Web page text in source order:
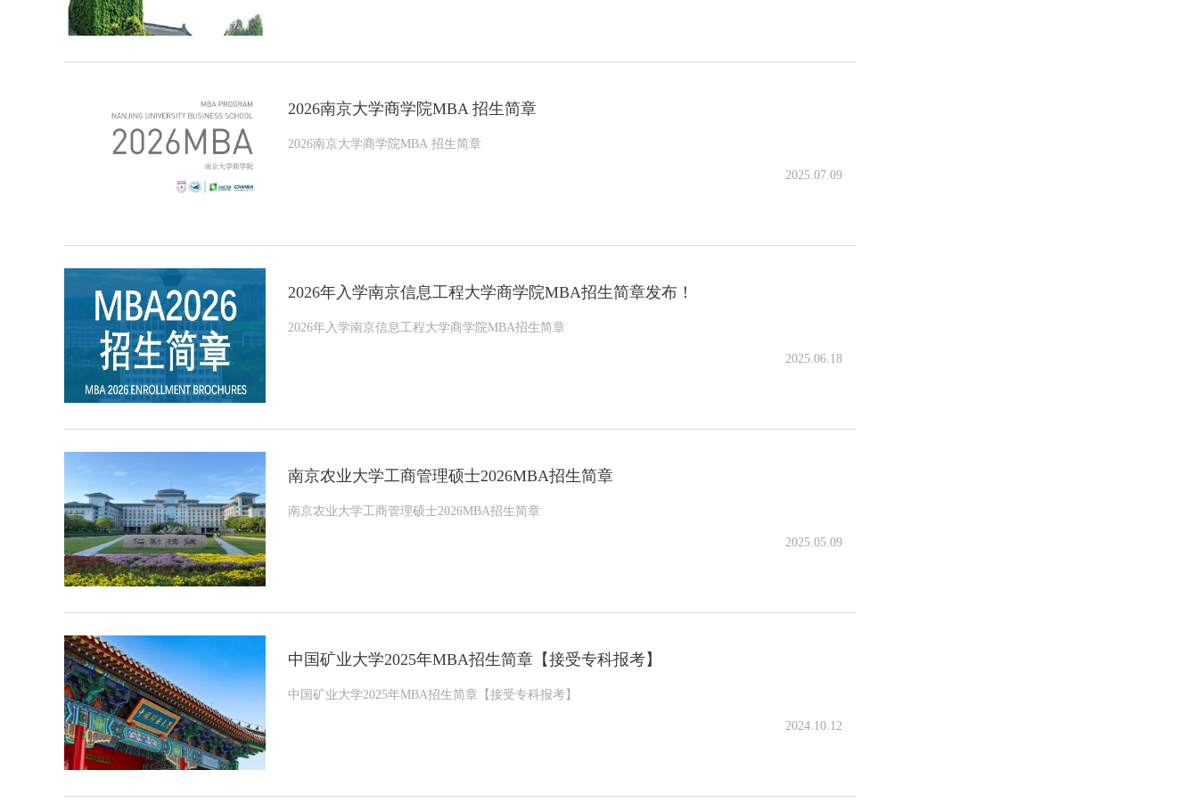
2026南京大学商学院MBA 招生简章
2026南京大学商学院MBA 招生简章
2025.07.09
2026年入学南京信息工程大学商学院MBA招生简章发布！
2026年入学南京信息工程大学商学院MBA招生简章
2025.06.18
南京农业大学工商管理硕士2026MBA招生简章
南京农业大学工商管理硕士2026MBA招生简章
2025.05.09
中国矿业大学2025年MBA招生简章【接受专科报考】
中国矿业大学2025年MBA招生简章【接受专科报考】
2024.10.12